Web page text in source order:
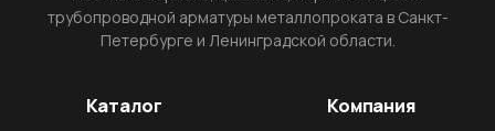
трубопроводной арматуры металлопроката в Санкт-
Петербурге и Ленинградской области.
Каталог Компания